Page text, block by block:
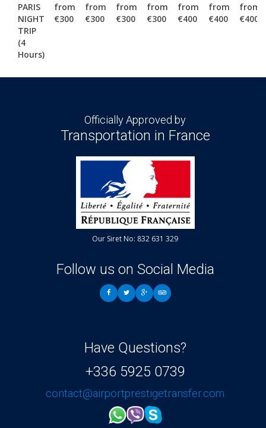
PARIS
NIGHT
TRIP
(4
Hours)
from
€300
from
€300
from
€300
from
€300
from
€400
from
€400
from
€400
Officially Approved by
Transportation in France
Our Siret No: 832 631 329
Follow us on Social Media
Have Questions?
+336 5925 0739
contact@airportprestigetransfer.com